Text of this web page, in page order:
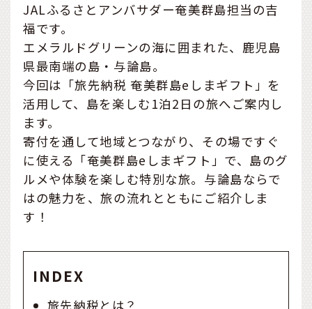
JALふるさとアンバサダー奄美群島担当の吉
福です。
エメラルドグリーンの海に囲まれた、鹿児島
県最南端の島・与論島。
今回は「旅先納税 奄美群島eしまギフト」を
活用して、島を楽しむ1泊2日の旅へご案内し
ます。
寄付を通して地域とつながり、その場ですぐ
に使える「奄美群島eしまギフト」で、島のグ
ルメや体験を楽しむ特別な旅。与論島ならで
はの魅力を、旅の流れとともにご紹介しま
す！
INDEX
旅先納税とは？